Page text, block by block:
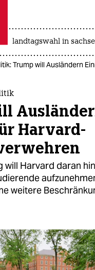
taz zahl ich
taz zahl ich
landtagswahl in
Trump will Ausländern
Harvard-
will Harvard daran
weitere